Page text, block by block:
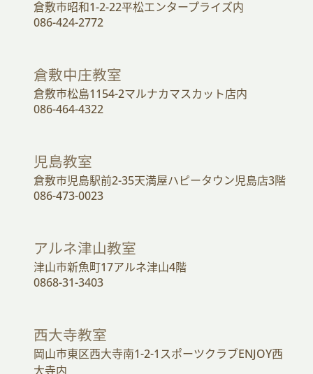
倉敷市昭和1-2-22平松エンタープライズ内
086-424-2772
倉敷中庄教室
倉敷市松島1154-2マルナカマスカット店内
086-464-4322
児島教室
倉敷市児島駅前2-35天満屋ハピータウン児島店3階
086-473-0023
アルネ津山教室
津山市新魚町17アルネ津山4階
0868-31-3403
西大寺教室
岡山市東区西大寺南1-2-1スポーツクラブENJOY西
大寺内